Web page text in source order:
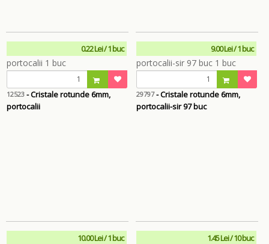
0.22 Lei / 1 buc
12523 - Cristale rotunde 6mm,
portocalii
9.00 Lei / 1 buc
29797- Cristale rotunde 6mm,
portocalii-sir 97 buc
10.00 Lei / 1 buc 1.45 Lei / 10 buc